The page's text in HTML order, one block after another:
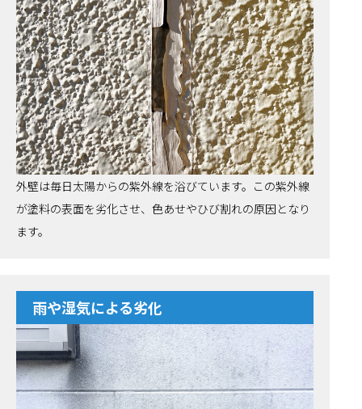
外壁は毎日太陽からの紫外線を浴びています。この紫外線
が塗料の表面を劣化させ、色あせやひび割れの原因となり
ます。
雨や湿気による劣化